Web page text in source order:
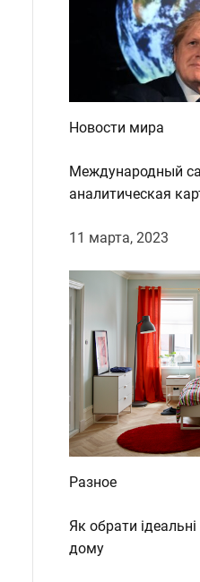
Новости мира
Международный
аналитическая
11 марта, 2023
Разное
Як обрати
дому